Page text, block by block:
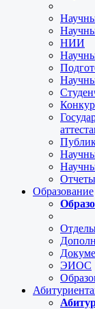
НИИ
Образование
ЭИОС